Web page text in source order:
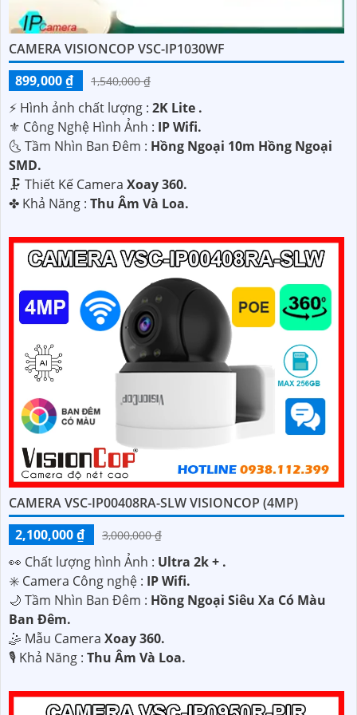
sát iTech mang lại ngay hôm nay!
Hy vọng rằng thông tin trên sẽ Công ty An Thành Phát
Camera có thể nhận biết cho bạn trong việc tìm hiểu về
Camera quan sát iTech của Chiến Long Việt Nam. Nếu bạn
cần thêm thông tin hoặc có bất kỳ câu hỏi nào khác, đừng
ngần ngại để lại cho mình biết.
CAMERA VISIONCOP VSC-IP1030WF
899,000 ₫
1,540,000 ₫
️⚡ Hình ảnh chất lượng : 2K Lite .
⚜️ Công Nghệ Hình Ảnh : IP Wifi.
🌜 Tầm Nhìn Ban Đêm : Hồng Ngoại 10m Hồng Ngoại
SMD.
🗜️ Thiết Kế Camera Xoay 360.
️✤ Khả Năng : Thu Âm Và Loa.
CAMERA VSC-IP00408RA-SLW VISIONCOP (4MP)
2,100,000 ₫
3,000,000 ₫
️👀 Chất lượng hình Ảnh : Ultra 2k + .
✳️ Camera Công nghệ : IP Wifi.
🌙 Tầm Nhìn Ban Đêm : Hồng Ngoại Siêu Xa Có Màu
Ban Ðêm.
🤹 Mẫu Camera Xoay 360.
️🎙 Khả Năng : Thu Âm Và Loa.